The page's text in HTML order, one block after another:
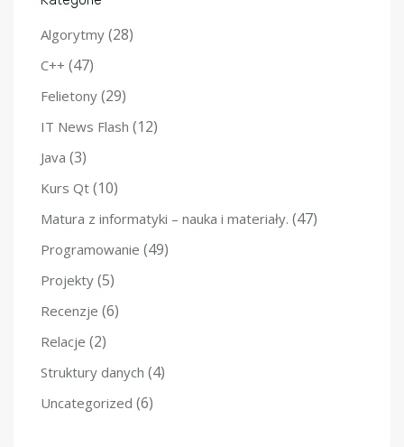
Algorytmy (28)
C++ (47)
Felietony (29)
IT News Flash (12)
Java (3)
Kurs Qt (10)
Matura z informatyki – nauka i materiały. (47)
Programowanie (49)
Projekty (5)
Recenzje (6)
Relacje (2)
Struktury danych (4)
Uncategorized (6)